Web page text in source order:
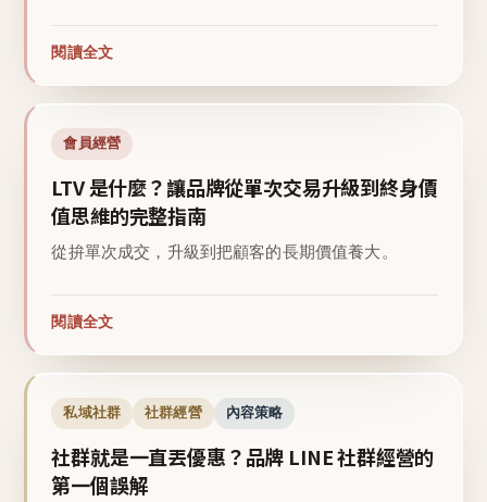
閱讀全文
會員經營
LTV 是什麼？讓品牌從單次交易升級到終身價
值思維的完整指南
從拚單次成交，升級到把顧客的長期價值養大。
閱讀全文
私域社群 社群經營 內容策略
社群就是一直丟優惠？品牌 LINE 社群經營的
第一個誤解